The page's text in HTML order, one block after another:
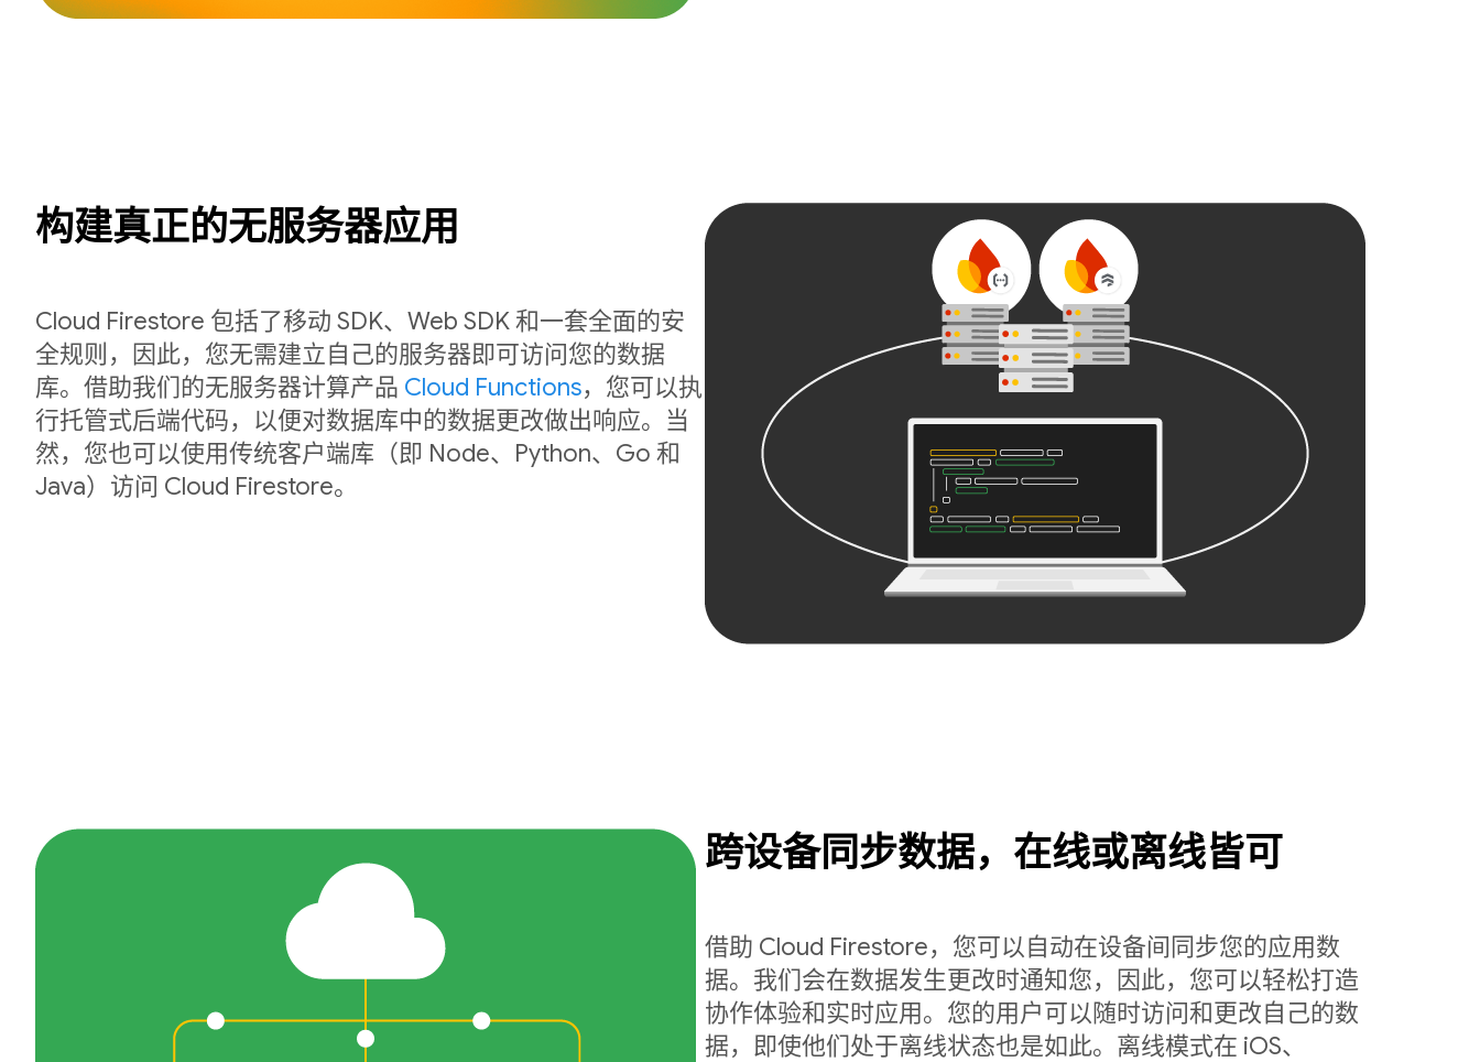
构建真正的无服务器应用
Cloud Firestore 包括了移动 SDK、Web SDK 和一套全面的安
全规则，因此，您无需建立自己的服务器即可访问您的数据
库。借助我们的无服务器计算产品 Cloud Functions，您可以执
行托管式后端代码，以便对数据库中的数据更改做出响应。当
然，您也可以使用传统客户端库（即 Node、Python、Go 和
Java）访问 Cloud Firestore。
跨设备同步数据，在线或离线皆可
借助 Cloud Firestore，您可以自动在设备间同步您的应用数
据。我们会在数据发生更改时通知您，因此，您可以轻松打造
协作体验和实时应用。您的用户可以随时访问和更改自己的数
据，即使他们处于离线状态也是如此。离线模式在 iOS、